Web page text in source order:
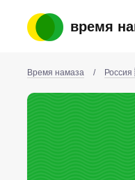
время
Время намаза /